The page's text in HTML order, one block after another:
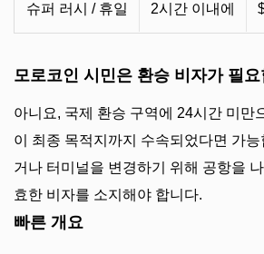
슈퍼 러시 / 휴일 2시간 이내에
모로코인 시민은 환승 비자가 필
아니요, 국제 환승 구역에 24시간 미만
이 최종 목적지까지 수속되었다면 가
거나 터미널을 변경하기 위해 공항을
효한 비자를 소지해야 합니다.
빠른 개요